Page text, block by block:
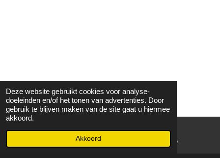
Deze website gebruikt cookies voor analyse-
doeleinden en/of het tonen van advertenties. Door
gebruik te blijven maken van de site gaat u hiermee
akkoord.
Akkoord WhatsApp